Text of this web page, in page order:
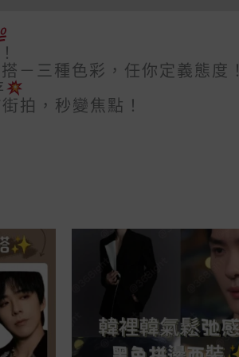
－三種色彩，任你定義態度！
拍，秒變焦點！